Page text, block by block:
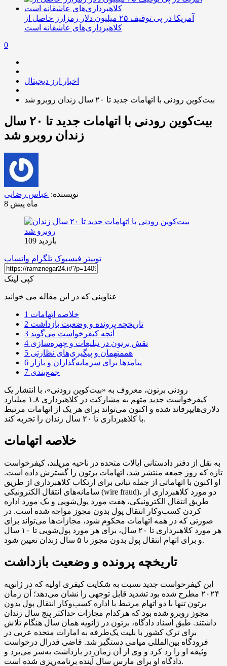
آمریکا در پی توقیف ۲۵ میلیون دلار رمزارز حاصل از
کلاهبرداری‌های عاشقانه است
0
اخبار ارز دیجیتال
بیت‌کوین رودنی با اتهامات جدید تا ۲۰ سال زندان روبرو شد
بیت‌کوین رودنی با اتهامات جدید تا ۲۰ سال
زندان روبرو شد
نویسنده: عباس رضایی
8 ماه پیش
بازدید 109
توییتر فیسبوک تلگرام واتساپ
کپی لینک
عناوینی که در این مقاله می خوانید
1 خلاصه اتهامات
2 تاریخچه پرونده و وضعیت بازداشت
3 آنچه کیفرخواست می‌گوید
4 نقش برتون در تبلیغات و چهره‌سازی
5 هممتهمان و پیگیری‌های نظارتی
6 پیامدها برای سرمایه‌گذاران و بازار
7 جمع‌بندی
رودنی برتون، معروف به «بیت‌کوین رودنی»، با انتشار یک
کیفرخواست جدید متهم به مشارکت در کلاهبرداری ۱.۸ میلیارد
دلاری‌هایپرفاند شده و اکنون می‌تواند برای هر یک از اتهامات مرتبط
با کلاهبرداری تا ۲۰ سال زندان را تجربه کند.
خلاصه اتهامات
به نقل از دفتر دادستانی ایالات متحده در ناحیه مریلند، کیفرخواست
تازه که روز جمعه منتشر شد، اتهامات برتون را گسترش داده است.
او اکنون با اتهاماتی از جمله تبانی برای ارتکاب کلاهبرداری از طریق
سامانه‌های انتقال الکترونیکی (wire fraud)، دو مورد کلاهبرداری از
طریق انتقال الکترونیکی، هفت مورد پول‌شویی و یک مورد اداره
کردن کسب‌وکار انتقال پول بدون مجوز مواجه شده است. در
صورتی که در همه اتهامات محکوم شود، مجازات‌ها می‌تواند برای
هر مورد کلاهبرداری تا ۲۰ سال، برای هر مورد پول‌شویی تا ۱۰ سال
و برای اتهام انتقال پول بدون مجوز تا ۵ سال زندان تعیین شود.
تاریخچه پرونده و وضعیت بازداشت
این کیفرخواست جدید نسبت به شکایت کیفری اولیه که در ژانویه
۲۰۲۴ مطرح شده بود تشدید قابل توجهی را نشان می‌دهد؛ آن زمان
برتون تنها با دو اتهام مرتبط با اداره کسب‌وکار انتقال پول بدون
مجوز روبرو شده بود که هرکدام مجازات حداکثر پنج سال زندان
داشتند. طبق اسناد دادگاه، برتون در ژانویه همان سال هنگام تلاش
برای ترک کشور با بلیت یک‌طرفه به امارات متحده عربی در
فرودگاه بین‌المللی میامی دستگیر شد. قاضی فدرال درخواست
وثیقه او را رد کرد و وی از آن زمان در بازداشت به‌سر می‌برد و
دادگاه او برای مارس سال آینده برنامه‌ریزی شده است.